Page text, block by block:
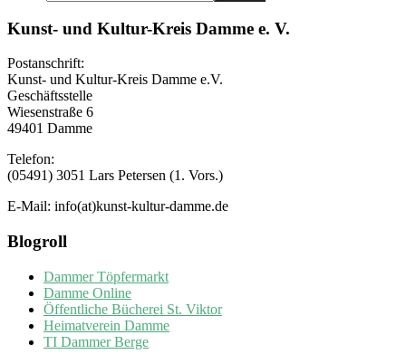
Kunst- und Kultur-Kreis Damme e. V.
Postanschrift:
Kunst- und Kultur-Kreis Damme e.V.
Geschäftsstelle
Wiesenstraße 6
49401 Damme
Telefon:
(05491) 3051 Lars Petersen (1. Vors.)
E-Mail: info(at)kunst-kultur-damme.de
Blogroll
Dammer Töpfermarkt
Damme Online
Öffentliche Bücherei St. Viktor
Heimatverein Damme
TI Dammer Berge